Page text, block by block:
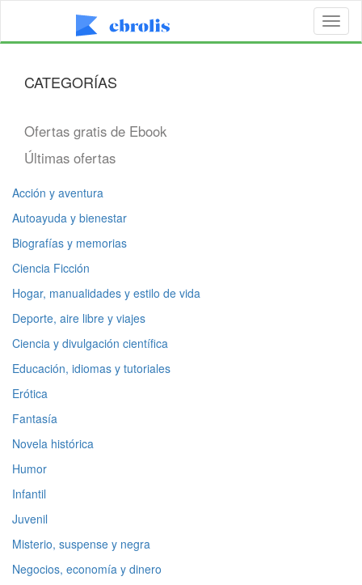
CATEGORÍAS
Ofertas gratis de Ebook
Últimas ofertas
Acción y aventura
Autoayuda y bienestar
Biografías y memorias
Ciencia Ficción
Hogar, manualidades y estilo de vida
Deporte, aire libre y viajes
Ciencia y divulgación científica
Educación, idiomas y tutoriales
Erótica
Fantasía
Novela histórica
Humor
Infantil
Juvenil
Misterio, suspense y negra
Negocios, economía y dinero